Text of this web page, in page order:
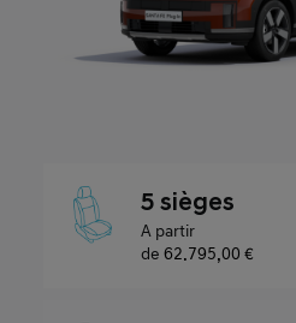
5 sièges
A partir
de 62.795,00 €